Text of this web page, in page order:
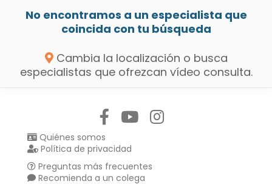
No encontramos a un especialista que
coincida con tu búsqueda
Cambia la localización o busca
especialistas que ofrezcan vídeo consulta.
Quiénes somos
Política de privacidad
Preguntas más frecuentes
Recomienda a un colega